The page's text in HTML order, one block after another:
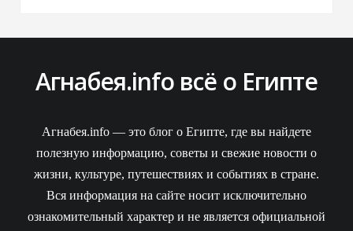
Агнабея.info всё о Египте
Агнабея.info — это блог о Египте, где вы найдете
полезную информацию, советы и свежие новости о
жизни, культуре, путешествиях и событиях в стране.
Вся информация на сайте носит исключительно
ознакомительный характер и не является официальной